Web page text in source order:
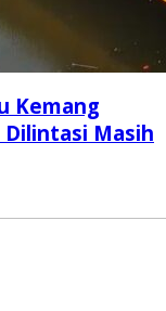
Kemang
Dilintasi Masih